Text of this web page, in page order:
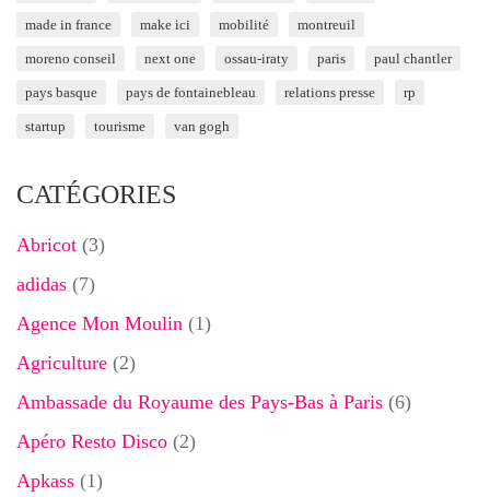
made in france make ici mobilité montreuil
moreno conseil next one ossau-iraty paris paul chantler
pays basque pays de fontainebleau relations presse rp
startup tourisme van gogh
CATÉGORIES
Abricot (3)
adidas (7)
Agence Mon Moulin (1)
Agriculture (2)
Ambassade du Royaume des Pays-Bas à Paris (6)
Apéro Resto Disco (2)
Apkass (1)